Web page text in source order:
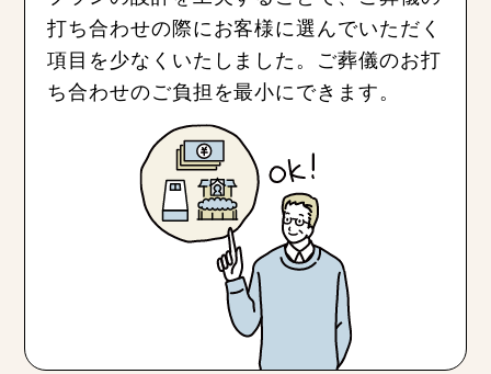
打ち合わせの際にお客様に選んでいただく
項目を少なくいたしました。ご葬儀のお打
ち合わせのご負担を最小にできます。